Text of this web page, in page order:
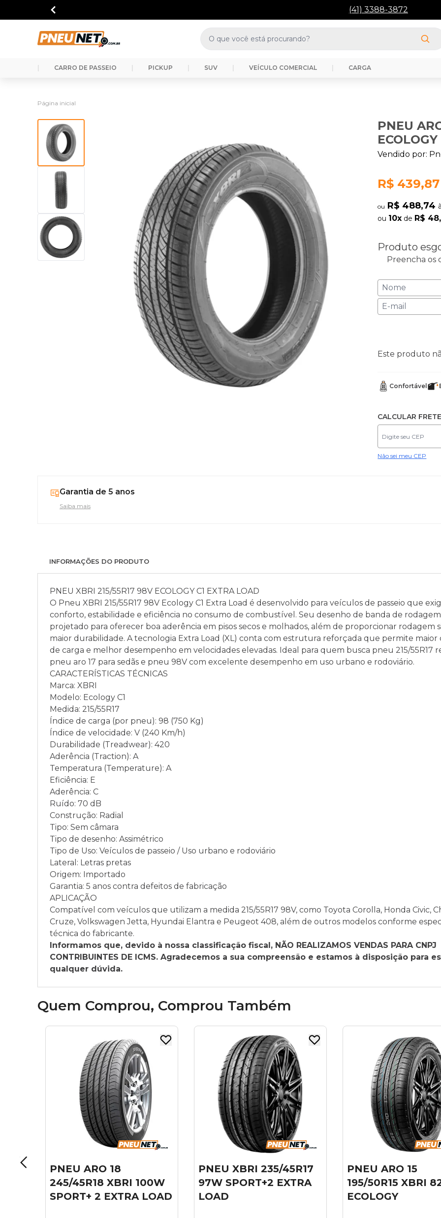
(41) 3388-3872
CARRO DE PASSEIO PICKUP SUV VEÍCULO COMERCIAL CARGA
Página inicial
PNEU
Vendido por:
R$ 439,87
ou R$ 488,74
ou 10x de R$
Produto
Preencha os
Este produto
Confortável
CALCULAR
Não sei meu CEP
Garantia de 5 anos
Saiba mais
INFORMAÇÕES DO PRODUTO
PNEU XBRI 215/55R17 98V ECOLOGY C1 EXTRA LOAD
O Pneu XBRI 215/55R17 98V Ecology C1 Extra Load é desenvolvido para veículos de passeio que
conforto, estabilidade e eficiência no consumo de combustível. Seu desenho de banda de
projetado para oferecer boa aderência em pisos secos e molhados, além de proporcionar rodagem
maior durabilidade. A tecnologia Extra Load (XL) conta com estrutura reforçada que permite maior
de carga e melhor desempenho em velocidades elevadas. Ideal para quem busca pneu 215/55R17
pneu aro 17 para sedãs e pneu 98V com excelente desempenho em uso urbano e rodoviário.
CARACTERÍSTICAS TÉCNICAS
Marca: XBRI
Modelo: Ecology C1
Medida: 215/55R17
Índice de carga (por pneu): 98 (750 Kg)
Índice de velocidade: V (240 Km/h)
Durabilidade (Treadwear): 420
Aderência (Traction): A
Temperatura (Temperature): A
Eficiência: E
Aderência: C
Ruído: 70 dB
Construção: Radial
Tipo: Sem câmara
Tipo de desenho: Assimétrico
Tipo de Uso: Veículos de passeio / Uso urbano e rodoviário
Lateral: Letras pretas
Origem: Importado
Garantia: 5 anos contra defeitos de fabricação
APLICAÇÃO
Compatível com veículos que utilizam a medida 215/55R17 98V, como Toyota Corolla, Honda Civic,
Cruze, Volkswagen Jetta, Hyundai Elantra e Peugeot 408, além de outros modelos conforme
técnica do fabricante.
Informamos que, devido à nossa classificação fiscal, NÃO REALIZAMOS VENDAS PARA CNPJ
CONTRIBUINTES DE ICMS. Agradecemos a sua compreensão e estamos à disposição para
qualquer dúvida.
Quem Comprou, Comprou Também
PNEU ARO 18
245/45R18 XBRI 100W
SPORT+ 2 EXTRA LOAD
PNEU XBRI 235/45R17
97W SPORT+2 EXTRA
LOAD
PNEU ARO 15
195/50R15 XBRI
ECOLOGY